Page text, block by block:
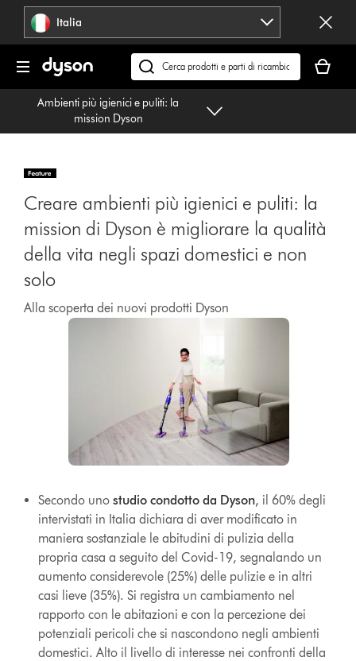
navigazione Italia
Cerca
su
dyson.it
carrello
è
Ambienti più igienici e puliti: la
mission Dyson
Creare ambienti più igienici e puliti: la
mission di Dyson è migliorare la qualità
della vita negli spazi domestici e non
solo
Alla scoperta dei nuovi prodotti Dyson
Secondo unostudio condotto da Dyson, il 60% degli
intervistati in Italia dichiara di aver modificato in
maniera sostanziale le abitudini di pulizia della
propria casa a seguito del Covid-19, segnalando un
aumento considerevole (25%) delle pulizie e in altri
casi lieve (35%). Si registra un cambiamento nel
rapporto con le abitazioni e con la percezione dei
potenziali pericoli che si nascondono negli ambienti
domestici. Alto il livello di interesse nei confronti della